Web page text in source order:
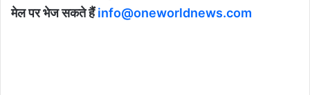
मेल पर भेज सकते हैंinfo@oneworldnews.com